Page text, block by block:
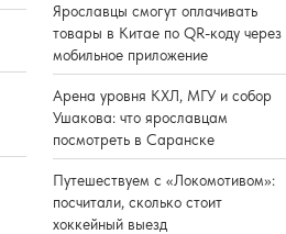
Ярославцы смогут оплачивать
товары в Китае по QR-коду через
мобильное приложение
Арена уровня КХЛ, МГУ и собор
Ушакова: что ярославцам
посмотреть в Саранске
Путешествуем с «Локомотивом»:
посчитали, сколько стоит
хоккейный выезд